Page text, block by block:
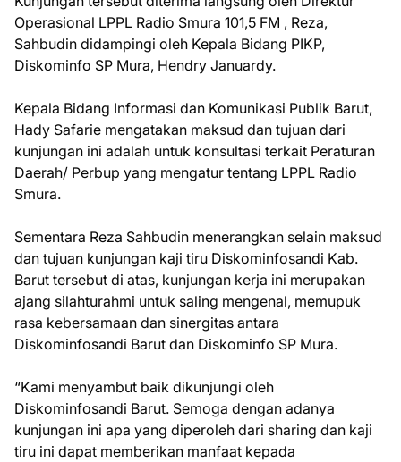
Operasional LPPL Radio Smura 101,5 FM , Reza,
Sahbudin didampingi oleh Kepala Bidang PIKP,
Diskominfo SP Mura, Hendry Januardy.
Kepala Bidang Informasi dan Komunikasi Publik Barut,
Hady Safarie mengatakan maksud dan tujuan dari
kunjungan ini adalah untuk konsultasi terkait Peraturan
Daerah/ Perbup yang mengatur tentang LPPL Radio
Smura.
Sementara Reza Sahbudin menerangkan selain maksud
dan tujuan kunjungan kaji tiru Diskominfosandi Kab.
Barut tersebut di atas, kunjungan kerja ini merupakan
ajang silahturahmi untuk saling mengenal, memupuk
rasa kebersamaan dan sinergitas antara
Diskominfosandi Barut dan Diskominfo SP Mura.
“Kami menyambut baik dikunjungi oleh
Diskominfosandi Barut. Semoga dengan adanya
kunjungan ini apa yang diperoleh dari sharing dan kaji
tiru ini dapat memberikan manfaat kepada